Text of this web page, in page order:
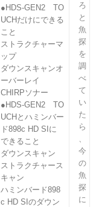
●HDS-GEN2 TO
UCHだけにできる
こと
ストラクチャーマ
ップ
ダウンスキャンオ
ーバーレイ
CHIRPソナー
●HDS-GEN2 TO
UCHとハミンバー
ド898c HD SIに
できること
ダウンスキャン
ストラクチャース
キャン
ハミンバード898
c HD SIのダウン
ろ
と
魚
探
を
調
べ
て
い
た
ら
、
今
の
魚
探
に